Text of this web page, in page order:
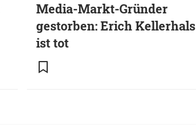
Media-Markt-Gründer
gestorben: Erich Kellerhals
ist tot